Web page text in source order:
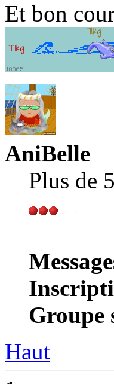
Et bon
AniBelle
Plus de
Groupe
Haut